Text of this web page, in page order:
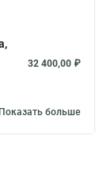
32 400,00 ₽
Показать больше